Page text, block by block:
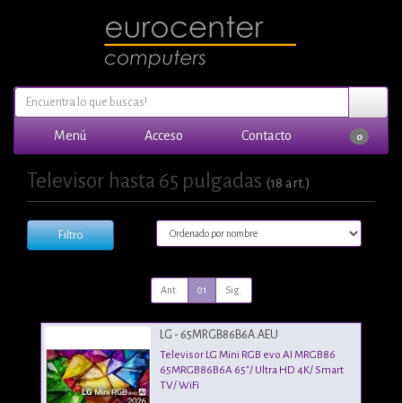
Menú Acceso Contacto 0
Televisor hasta 65 pulgadas (18 art.)
Filtro
Ant. 01 Sig.
LG - 65MRGB86B6A.AEU
Televisor LG Mini RGB evo AI MRGB86
65MRGB86B6A 65"/ Ultra HD 4K/ Smart
TV/ WiFi